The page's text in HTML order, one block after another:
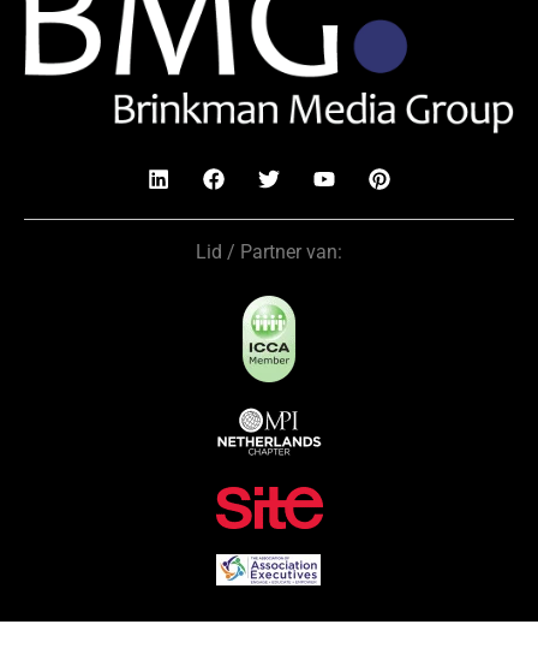
Lid / Partner van: